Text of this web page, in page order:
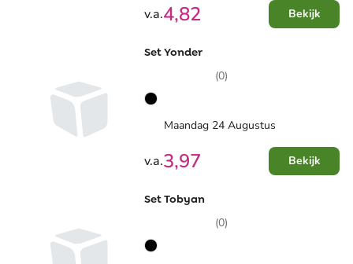
v.a.4,82 Bekijk
Set Yonder
(0)
Maandag 24 Augustus
v.a.3,97 Bekijk
Set Tobyan
(0)